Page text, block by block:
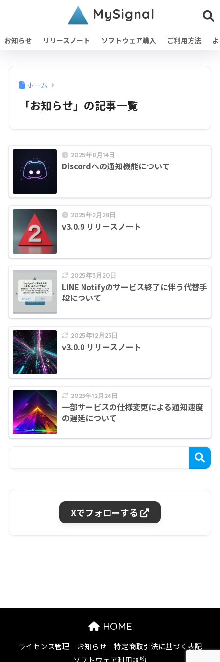
MySignal
お知らせ リリースノート ソフトウェア購入 ご利用方法
ホーム
「お知らせ」の記事一覧
2025年8月14日
Discordへの通知機能について
2025年2月28日
v3.0.9 リリースノート
2025年3月20日
LINE Notifyのサービス終了に伴う代替手
段について
2025年12月23日
v3.0.0 リリースノート
2023年12月26日
一部サービスの仕様変更による通知速度
の遅延について
Xでフォローする
HOME
ライセンス管理 お知らせ
特定商取引法に基づく表記
ソフトウェア利用規約